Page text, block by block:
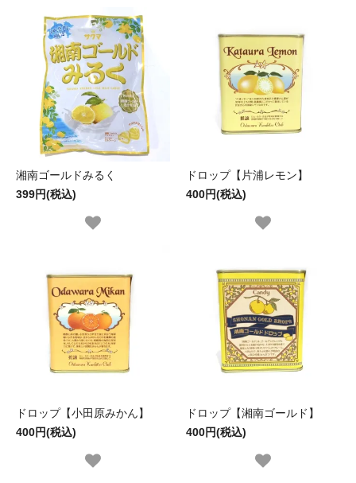
湘南ゴールドみるく
399円(税込)
ドロップ【片浦レモン】
400円(税込)
ドロップ【小田原みかん】
400円(税込)
ドロップ【湘南ゴールド】
400円(税込)